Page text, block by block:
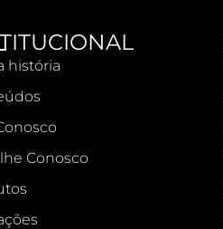
história
Conosco